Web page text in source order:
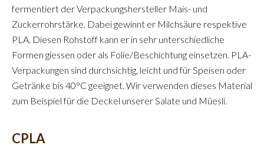
fermentiert der Verpackungshersteller Mais- und
Zuckerrohrstärke. Dabei gewinnt er Milchsäure respektive
PLA. Diesen Rohstoff kann er in sehr unterschiedliche
Formen giessen oder als Folie/Beschichtung einsetzen. PLA-
Verpackungen sind durchsichtig, leicht und für Speisen oder
Getränke bis 40°C geeignet. Wir verwenden dieses Material
zum Beispiel für die Deckel unserer Salate und Müesli.
CPLA